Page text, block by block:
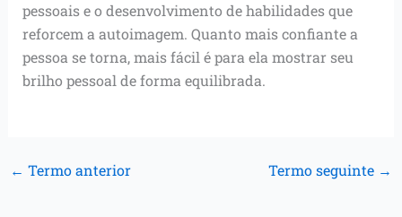
pessoais e o desenvolvimento de habilidades que
reforcem a autoimagem. Quanto mais confiante a
pessoa se torna, mais fácil é para ela mostrar seu
brilho pessoal de forma equilibrada.
← Termo anterior Termo seguinte →